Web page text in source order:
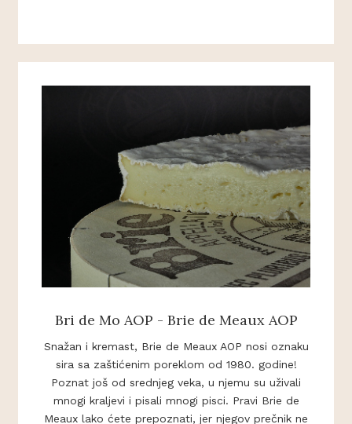
Bri de Mo AOP - Brie de Meaux AOP
Snažan i kremast, Brie de Meaux AOP nosi oznaku
sira sa zaštićenim poreklom od 1980. godine!
Poznat još od srednjeg veka, u njemu su uživali
mnogi kraljevi i pisali mnogi pisci. Pravi Brie de
Meaux lako ćete prepoznati, jer njegov prečnik ne